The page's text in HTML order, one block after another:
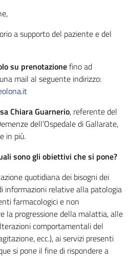
a supporto del paziente e del
su prenotazionefino ad
mail al seguente indirizzo:
Chiara Guarnerio, referente del
dell’Ospedale di Gallarate,
in più.
sono gli obiettivi che si pone?
quotidiana dei bisogni dei
informazioni relative alla patologia
farmacologici e non
la progressione della malattia, alle
comportamentali del
ecc.), ai servizi presenti
si pone il fine di rispondere a